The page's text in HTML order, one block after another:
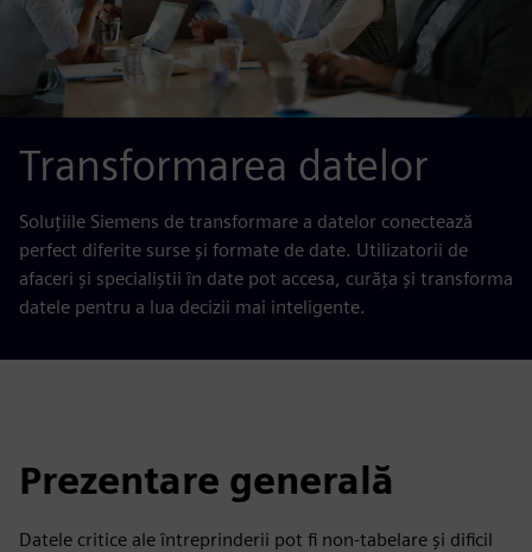
Transformarea datelor
Soluțiile Siemens de transformare a datelor conectează
perfect diferite surse și formate de date. Utilizatorii de
afaceri și specialiștii în date pot accesa, curăța și transforma
datele pentru a lua decizii mai inteligente.
Prezentare generală
Datele critice ale întreprinderii pot fi non-tabelare și dificil